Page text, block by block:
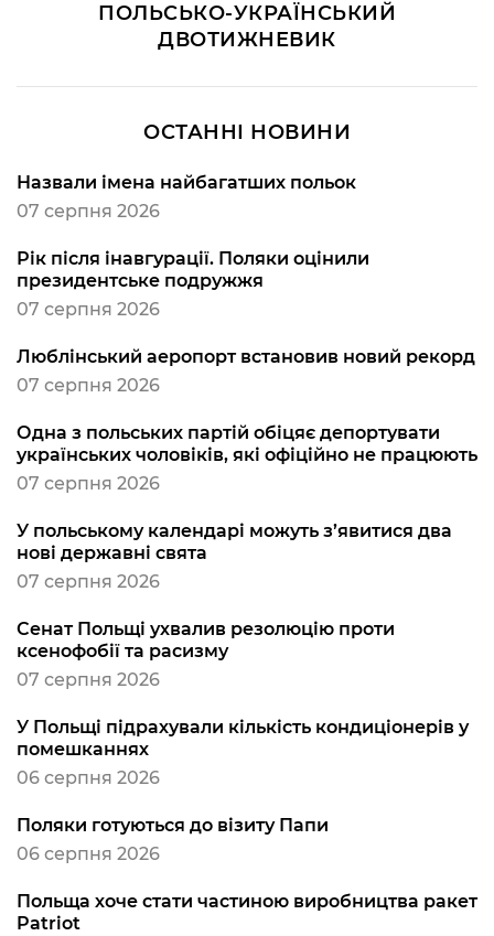
ПОЛЬСЬКО-УКРАЇНСЬКИЙ
ДВОТИЖНЕВИК
ОСТАННІ НОВИНИ
Назвали імена найбагатших польок
07 серпня 2026
Рік після інавгурації. Поляки оцінили
президентське подружжя
07 серпня 2026
Люблінський аеропорт встановив новий рекорд
07 серпня 2026
Одна з польських партій обіцяє депортувати
українських чоловіків, які офіційно не працюють
07 серпня 2026
У польському календарі можуть з’явитися два
нові державні свята
07 серпня 2026
Сенат Польщі ухвалив резолюцію проти
ксенофобії та расизму
07 серпня 2026
У Польщі підрахували кількість кондиціонерів у
помешканнях
06 серпня 2026
Поляки готуються до візиту Папи
06 серпня 2026
Польща хоче стати частиною виробництва ракет
Patriot